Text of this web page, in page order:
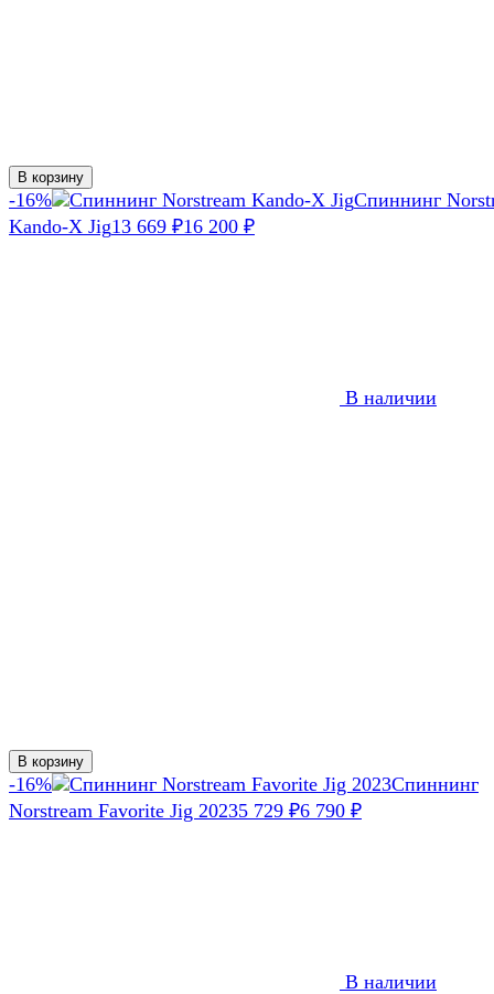
В корзину
-16%
Спиннинг
Kando-X Jig13 669 ₽16 200 ₽
В наличии
В корзину
-16%
Спиннинг
Norstream Favorite Jig 20235 729 ₽6 790 ₽
В наличии